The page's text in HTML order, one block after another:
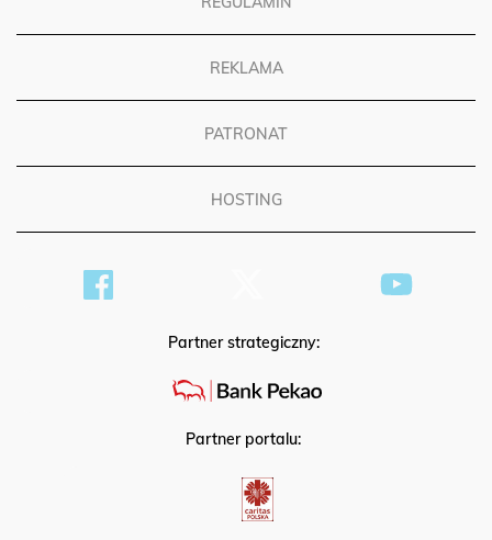
REGULAMIN
REKLAMA
PATRONAT
HOSTING
Partner strategiczny:
Partner portalu: